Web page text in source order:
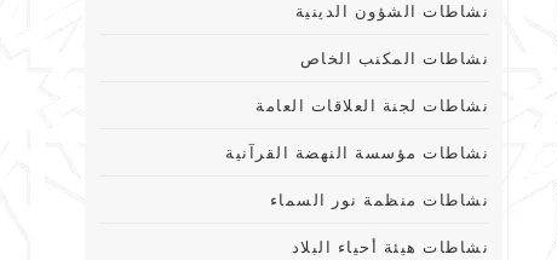
نشاطات الشؤون الدينية
نشاطات المكنب الخاص
نشاطات لجنة العلاقات العامة
نشاطات مؤسسة النهضة القرآنية
نشاطات منظمة نور السماء
نشاطات هيئة أحياء البلاد